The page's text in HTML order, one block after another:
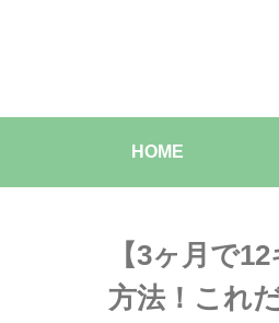
HOME
【3ヶ月で
方法！これ